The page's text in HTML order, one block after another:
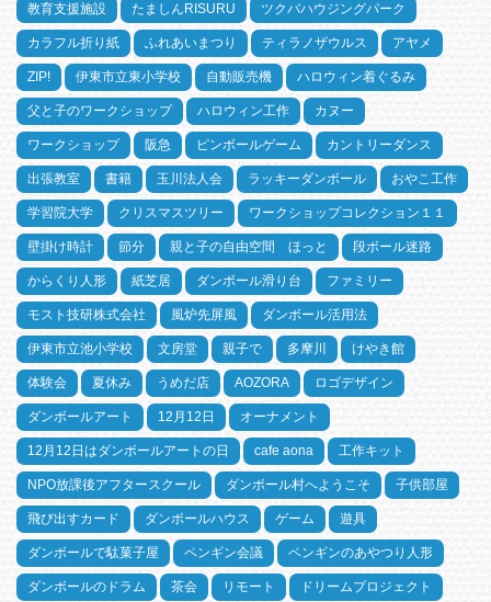
教育支援施設 たましんRISURU ツクバハウジングパーク
カラフル折り紙 ふれあいまつり ティラノザウルス アヤメ
ZIP! 伊東市立東小学校 自動販売機 ハロウィン着ぐるみ
父と子のワークショップ ハロウィン工作 カヌー
ワークショップ 阪急 ピンボールゲーム カントリーダンス
出張教室 書籍 玉川法人会 ラッキーダンボール おやこ工作
学習院大学 クリスマスツリー ワークショップコレクション１１
壁掛け時計 節分 親と子の自由空間 ほっと 段ボール迷路
からくり人形 紙芝居 ダンボール滑り台 ファミリー
モスト技研株式会社 風炉先屏風 ダンボール活用法
伊東市立池小学校 文房堂 親子で 多摩川 けやき館
体験会 夏休み うめだ店 AOZORA ロゴデザイン
ダンボールアート 12月12日 オーナメント
12月12日はダンボールアートの日 cafe aona 工作キット
NPO放課後アフタースクール ダンボール村へようこそ 子供部屋
飛び出すカード ダンボールハウス ゲーム 遊具
ダンボールで駄菓子屋 ペンギン会議 ペンギンのあやつり人形
ダンボールのドラム 茶会 リモート ドリームプロジェクト